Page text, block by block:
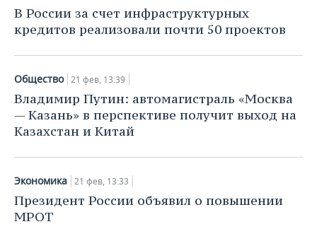
В России за счет инфраструктурных
кредитов реализовали почти 50 проектов
Общество 21 фев, 13:39
Владимир Путин: автомагистраль «Москва
— Казань» в перспективе получит выход на
Казахстан и Китай
Экономика 21 фев, 13:33
Президент России объявил о повышении
МРОТ